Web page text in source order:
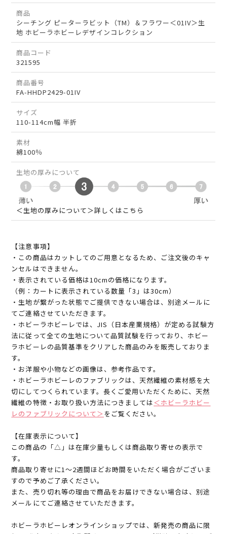
商品
シーチング ピーターラビット（TM）＆フラワー＜01IV＞生
地 ホビーラホビーレデザインコレクション
商品コード
321595
商品番号
FA-HHDP2429-01IV
サイズ
110-114cm幅 半折
素材
綿100％
生地の厚みについて
＜生地の厚みについて＞詳しくはこちら
【注意事項】
・この商品はカットしてのご用意となるため、ご注文後のキャ
ンセルはできません。
・表示されている価格は10cmの価格になります。
（例：カートに表示されている数量「3」は30cm）
・生地が繋がった状態でご提供できない場合は、別途メールに
てご連絡させていただきます。
・ホビーラホビーレでは、JIS（日本産業規格）が定める試験方
法に従って全ての生地について品質試験を行っており、ホビー
ラホビーレの品質基準をクリアした商品のみを販売しておりま
す。
・お洋服や小物などの画像は、参考作品です。
・ホビーラホビーレのファブリックは、天然繊維の素材感を大
切にしてつくられています。長くご愛用いただくために、天然
繊維の特徴・お取り扱い方法につきましては＜ホビーラホビー
レのファブリックについて＞ をご覧ください。
【在庫表示について】
この商品の「△」は在庫少量もしくは商品取り寄せの表示で
す。
商品取り寄せに1～2週間ほどお時間をいただく場合がございま
すので予めご了承ください。
また、売り切れ等の理由で商品をお届けできない場合は、別途
メールにてご連絡させていただきます。
ホビーラホビーレオンラインショップでは、新発売の商品に限